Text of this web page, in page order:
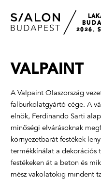
2026.
VALPAINT
A Valpaint Olaszország
falburkolatgyártó cége. A
elnök, Ferdinando Sarti
minőségi elvárásoknak
környezetbarát festékek
termékkínálat a dekorációs
festékeken át a beton és
mész vakolatokig mindent